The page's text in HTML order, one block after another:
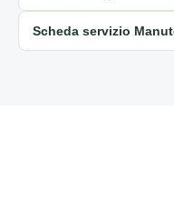
Scheda servizio